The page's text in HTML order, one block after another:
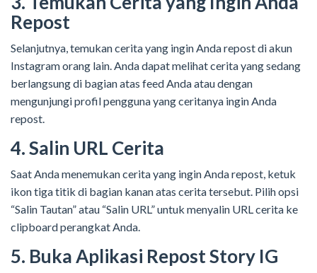
Repost
Selanjutnya, temukan cerita yang ingin Anda repost di akun
Instagram orang lain. Anda dapat melihat cerita yang sedang
berlangsung di bagian atas feed Anda atau dengan
mengunjungi profil pengguna yang ceritanya ingin Anda
repost.
4. Salin URL Cerita
Saat Anda menemukan cerita yang ingin Anda repost, ketuk
ikon tiga titik di bagian kanan atas cerita tersebut. Pilih opsi
“Salin Tautan” atau “Salin URL” untuk menyalin URL cerita ke
clipboard perangkat Anda.
5. Buka Aplikasi Repost Story IG